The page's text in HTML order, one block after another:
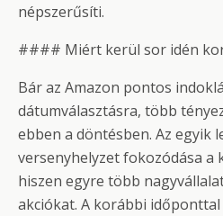
népszerűsíti.
#### Miért kerül sor idén
Bár az Amazon pontos
dátumválasztásra, több
ebben a döntésben. Az egyik
versenyhelyzet fokozódása a
hiszen egyre több
akciókat. A korábbi